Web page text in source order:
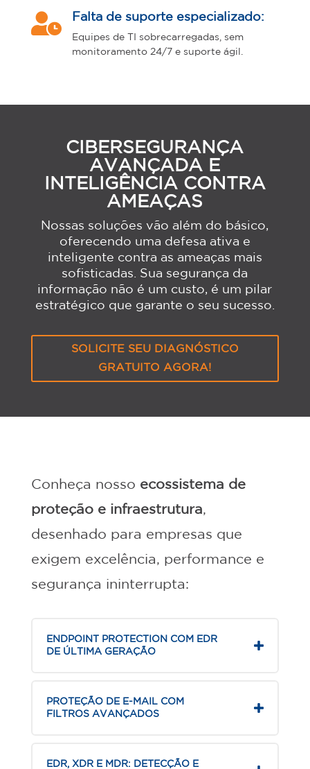
 Falta de suporte especializado:
Equipes de TI sobrecarregadas, sem
monitoramento 24/7 e suporte ágil.
CIBERSEGURANÇA
AVANÇADA E
INTELIGÊNCIA CONTRA
AMEAÇAS
Nossas soluções vão além do básico,
oferecendo uma defesa ativa e
inteligente contra as ameaças mais
sofisticadas. Sua segurança da
informação não é um custo, é um pilar
estratégico que garante o seu sucesso.
SOLICITE SEU DIAGNÓSTICO
GRATUITO AGORA!
Conheça nosso ecossistema de
proteção e infraestrutura
desenhado para empresas que
exigem excelência, performance e
segurança ininterrupta:
ENDPOINT PROTECTION COM EDR
DE ÚLTIMA GERAÇÃO
PROTEÇÃO DE E-MAIL COM
FILTROS AVANÇADOS
EDR, XDR E MDR: DETECÇÃO E